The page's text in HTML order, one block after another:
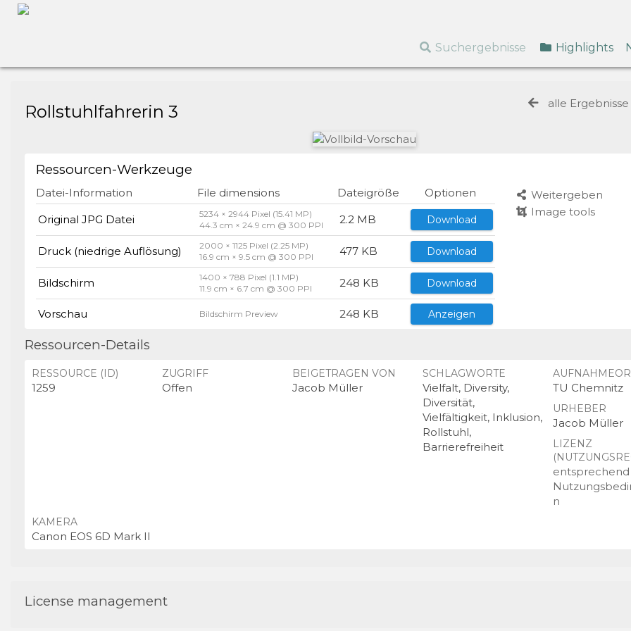
Suchergebnisse Highlights
alle
Rollstuhlfahrerin 3
Ressourcen-Werkzeuge
Datei-Information File dimensions Dateigröße
Optionen
Original JPG Datei
5234 × 2944 Pixel (15.41 MP)
44.3 cm × 24.9 cm @ 300 PPI
2.2 MB Download
Druck (niedrige Auflösung)
2000 × 1125 Pixel (2.25 MP)
16.9 cm × 9.5 cm @ 300 PPI
477 KB Download
Bildschirm
1400 × 788 Pixel (1.1 MP)
11.9 cm × 6.7 cm @ 300 PPI
248 KB Download
Vorschau Bildschirm Preview 248 KB Anzeigen
Weitergeben
Image tools
Ressourcen-Details
RESSOURCE (ID)
1259
ZUGRIFF
Offen
BEIGETRAGEN VON
Jacob Müller
SCHLAGWORTE
Vielfalt, Diversity,
Diversität,
Vielfältigkeit, Inklusion,
Rollstuhl,
Barrierefreiheit
TU Chemnitz
URHEBER
Jacob Müller
LIZENZ
entsprechend
n
KAMERA
Canon EOS 6D Mark II
License management